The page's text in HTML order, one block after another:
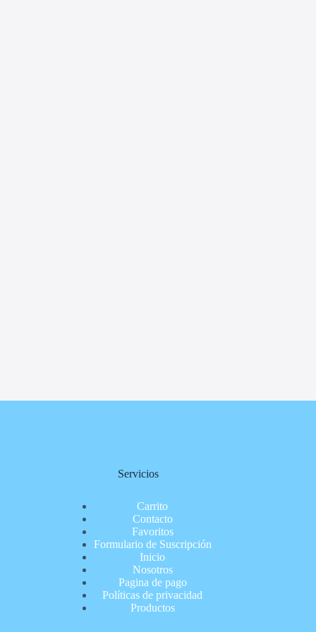
Servicios
Carrito
Contacto
Favoritos
Formulario de Suscripción
Inicio
Nosotros
Pagina de pago
Políticas de privacidad
Productos